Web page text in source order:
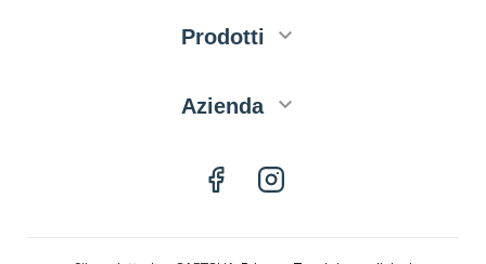
Prodotti 
Azienda 
Facebook